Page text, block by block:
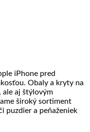
iPhone pred
Obaly a kryty na
ale aj štýlovým
široký sortiment
puzdier a peňaženiek